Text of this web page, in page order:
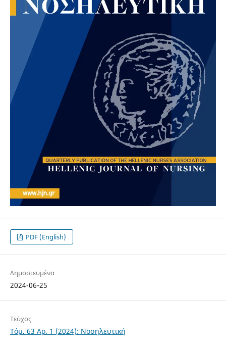
PDF (English)
Δημοσιευμένα
2024-06-25
Τεύχος
Τόμ. 63 Αρ. 1 (2024): Νοσηλευτική